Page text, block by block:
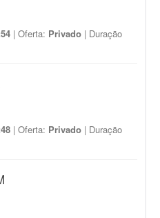
| Oferta: Privado | Duração
| Oferta: Privado | Duração